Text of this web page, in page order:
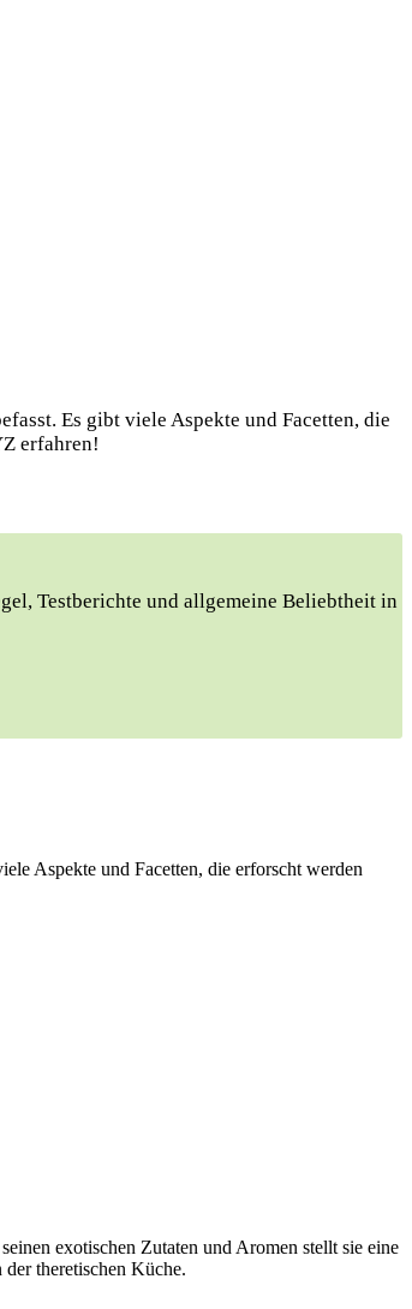
Es gibt viele Aspekte und Facetten, die
erfahren!
Testberichte und allgemeine Beliebtheit in
Aspekte und Facetten, die erforscht werden
exotischen Zutaten und Aromen stellt sie eine
theretischen Küche.